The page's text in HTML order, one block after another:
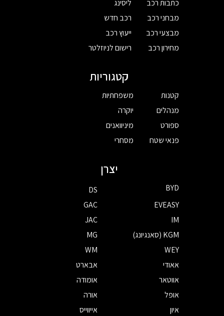
כתבות רכב
מבחני רכב
מבצעי רכב
מחירון רכב
ליסינג
רכב חדש
ייעוץ רכב
רישום לניוזלטר
קטגוריות
קטנות
מנהלים
ספורט
פנאי שטח
משפחתיות
יוקרה
מיניוואנים
מסחרי
יצרן
BYD
DS
EVEASY
GAC
IM
JAC
KGM (סאנגיונג)
MG
WEY
WM
אאודי
אבארט
אווטאר
אומודה
אופל
אורה
איון
אייווייס